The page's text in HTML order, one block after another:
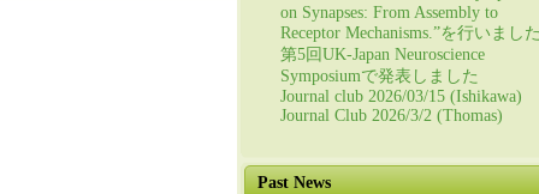
on Synapses: From Assembly to
Receptor Mechanisms.”を行いまし
第5回UK-Japan Neuroscience
Symposiumで発表しました
Journal club 2026/03/15 (Ishikawa)
Journal Club 2026/3/2 (Thomas)
Past News